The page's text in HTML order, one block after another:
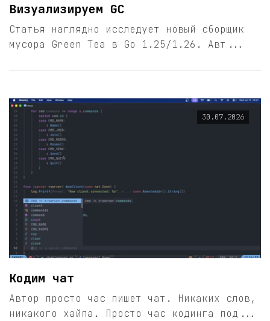
Визуализируем GC
Статья наглядно исследует новый сборщик
мусора Green Tea в Go 1.25/1.26. Авт...
30.07.2026
Кодим чат
Автор просто час пишет чат. Никаких слов,
никакого хайпа. Просто час кодинга под...